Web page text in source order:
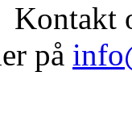
Kontakt
på